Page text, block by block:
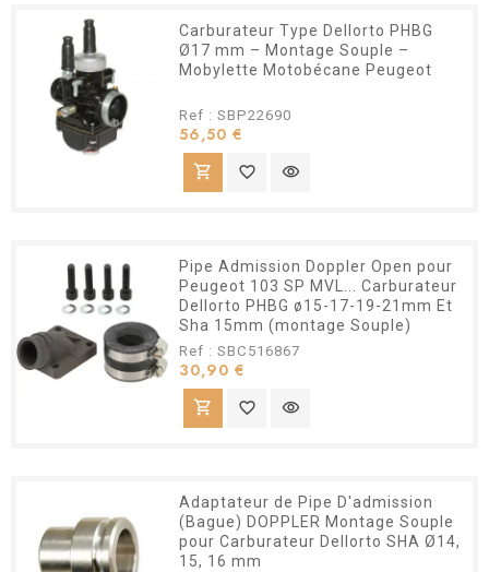
Carburateur Type Dellorto PHBG
Ø17 mm – Montage Souple –
Mobylette Motobécane Peugeot
Ref : SBP22690
56,50 €
shopping_cart favorite_border visibility
Pipe Admission Doppler Open pour
Peugeot 103 SP MVL... Carburateur
Dellorto PHBG ø15-17-19-21mm Et
Sha 15mm (montage Souple)
Ref : SBC516867
30,90 €
shopping_cart favorite_border visibility
Adaptateur de Pipe D'admission
(Bague) DOPPLER Montage Souple
pour Carburateur Dellorto SHA Ø14,
15, 16 mm